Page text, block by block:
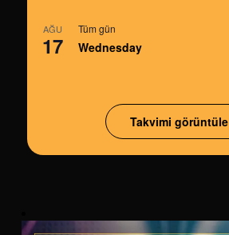
AĞU
17
Tüm gün
Wednesday
Takvimi görüntüle